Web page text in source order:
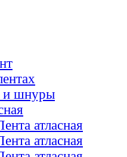
и шнуры
атласная
атласная